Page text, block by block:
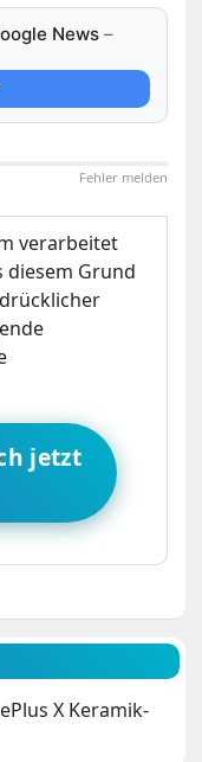
News –
Fehler melden
verarbeitet
diesem Grund
jetzt
X Keramik-